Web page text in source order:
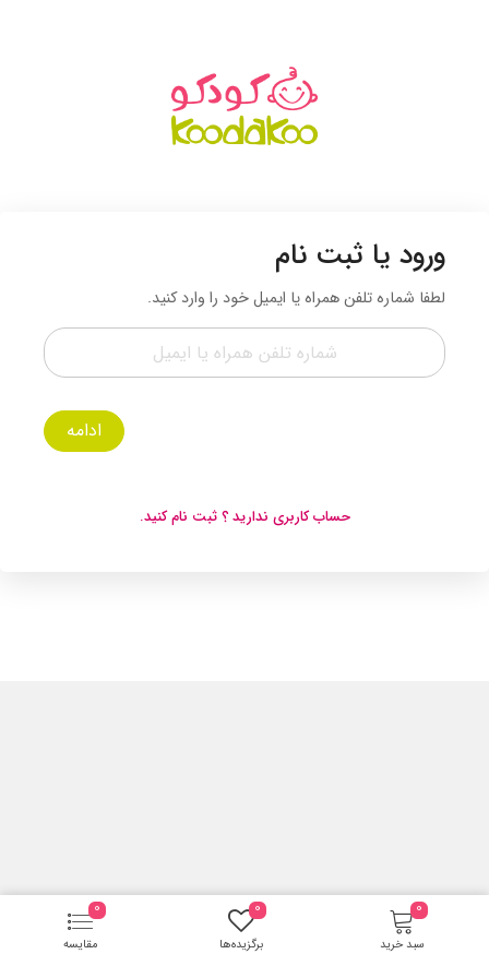
ورود یا ثبت نام
لطفا شماره تلفن همراه یا ایمیل خود را وارد کنید.
ادامه
حساب کاربری ندارید ؟ ثبت نام کنید.
سبد خرید
0
برگزیده‌ها
0
مقایسه
0